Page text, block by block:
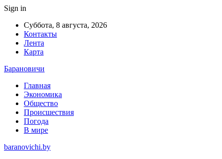
Sign in
Суббота, 8 августа, 2026
Контакты
Лента
Карта
Барановичи
Главная
Экономика
Общество
Происшествия
Погода
В мире
baranovichi.by